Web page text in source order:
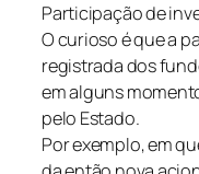
Participação de
O curioso é que a
registrada dos
em alguns
pelo Estado.
Por exemplo, em